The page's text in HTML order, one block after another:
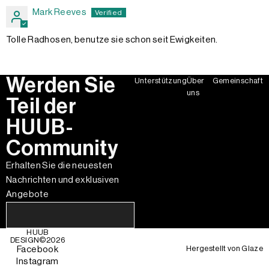
Mark Reeves
Tolle Radhosen, benutze sie schon seit Ewigkeiten.
Werden Sie
Teil der
HUUB-
Community
Erhalten Sie die neuesten
Nachrichten und exklusiven
Angebote
UnterstützungÜber
uns
Gemeinschaft
HUUB
DESIGN©2026
Facebook
Instagram
Hergestellt vonGlaze